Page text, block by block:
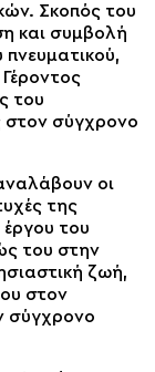
Σκοπός του
και συμβολή
του
στον σύγχρονο
οι
της
του
του στην
ζωή,
στον
σύγχρονο